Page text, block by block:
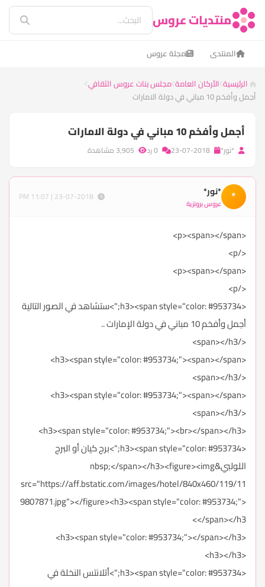
منتديات عروس
المنتدى مجلة عروس
الرئيسية الأركان العامة مجلس بنات عروس الثقافي
أجمل وأفخم 10 مباني في دولة الامارات
أجمل وأفخم 10 مباني في دولة الامارات
*نور*
* *نور*
عروس برونزية
<p><span></span>
</p>
<p><span></span>
</p>
<h3><span style="color: #953734;">ستشاهد في الصور التالية
أجمل وأفخم 10 مباني في دولة الإمارات ..
</span></h3>
<h3><span style="color: #953734;"><span></span>
</span></h3>
<h3><span style="color: #953734;"><span></span>
</span></h3>
<h3><span style="color: #953734;"><br></span></h3>
<h3><span style="color: #953734;">برج كيان أو البرج
اللولبي&nbsp;</span></h3><figure><img
src="https://aff.bstatic.com/images/hotel/840x460/119/11
9807871.jpg"></figure><h3><span style="color: #953734;">
</span></h3>
<h3><span style="color: #953734;"></span></h3>
<h3></h3>
<h3><span style="color: #953734;">أتلانتس النخلة في